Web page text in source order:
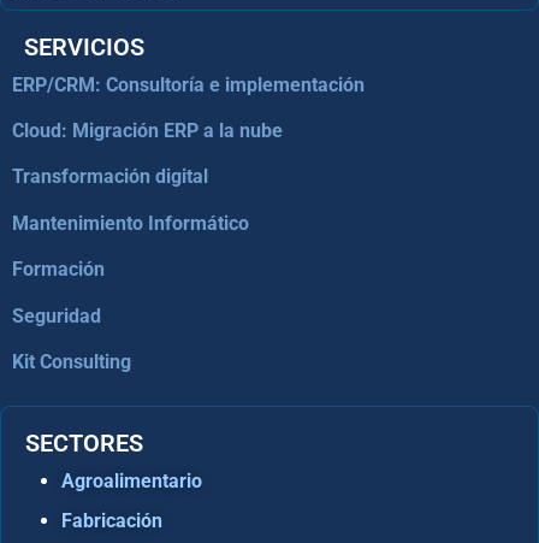
SERVICIOS
ERP/CRM: Consultoría e implementación
Cloud: Migración ERP a la nube
Transformación digital
Mantenimiento Informático
Formación
Seguridad
Kit Consulting
SECTORES
Agroalimentario
Fabricación